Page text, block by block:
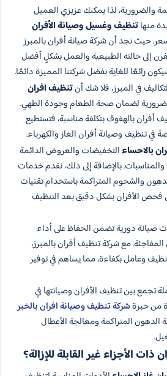
والضرورية، لذا يمكنك عزيزي العميل
منهاتنظيف وغسيل وصيانة الأفران
حيث نجد أن شركة صيانة أفران بالمبرز
إلى حالته الطبيعية والعمل بشكلٍ أفضل
رائعًا للغاية بفضل شركتنا المميزة دائمًا.
في المبرز، فلا شك أنتنظيف افران
لضمان صحة الطعام وجودة الطهي.
بالهفوف بتكلفة مناسبة، فتستطيع
في تنظيف وصيانة أفران الغاز والكهرباء.
بالاحساءالتخفيضات والعروض الدائمة
والمناسبات. بالإضافة إلى ذلك، نقدم خدمات
والشحوم المتراكمة باستخدام تقنيات
الأفران بشكل دقيق بعد التنظيف
صيانة دورية تضمن الحفاظ على أداء
مع شركة تنظيف أفران بالمبرز،
وعامل بكفاءة، مما يساهم في توفير
بين تنظيف الأفران وصيانتها في
من خبرةشركة تنظيف وصيانة افران بالخبر
الدهون المتراكمة ومعالجة الأعطال
الأجزاء غير القابلة للإزالة؟